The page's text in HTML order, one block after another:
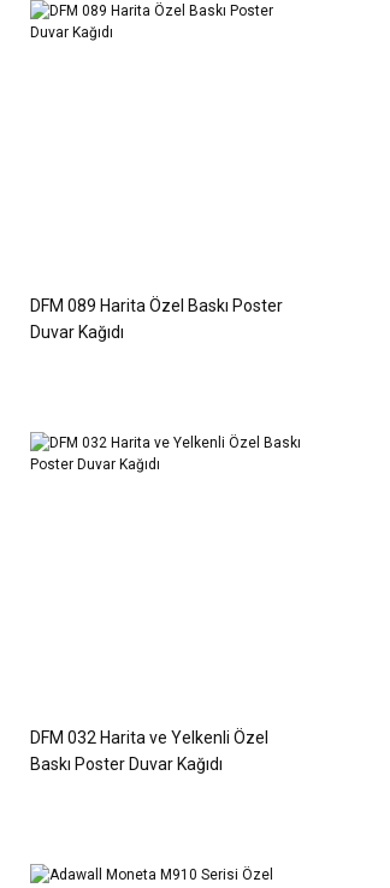
DFM 089 Harita Özel Baskı Poster
Duvar Kağıdı
DFM 032 Harita ve Yelkenli Özel
Baskı Poster Duvar Kağıdı